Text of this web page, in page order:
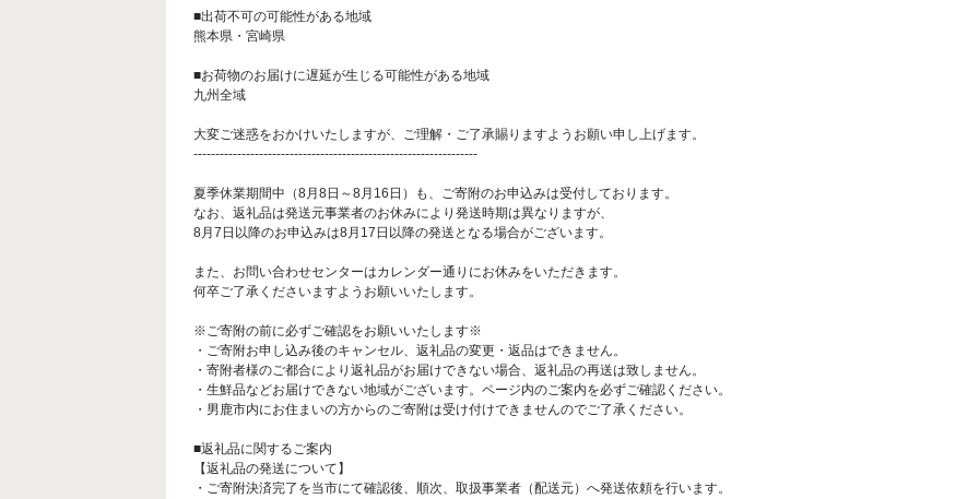
■出荷不可の可能性がある地域
熊本県・宮崎県
■お荷物のお届けに遅延が生じる可能性がある地域
九州全域
大変ご迷惑をおかけいたしますが、ご理解・ご了承賜りますようお願い申し上げます。
-----------------------------------------------------------------
夏季休業期間中（8月8日～8月16日）も、ご寄附のお申込みは受付しております。
なお、返礼品は発送元事業者のお休みにより発送時期は異なりますが、
8月7日以降のお申込みは8月17日以降の発送となる場合がございます。
また、お問い合わせセンターはカレンダー通りにお休みをいただきます。
何卒ご了承くださいますようお願いいたします。
※ご寄附の前に必ずご確認をお願いいたします※
・ご寄附お申し込み後のキャンセル、返礼品の変更・返品はできません。
・寄附者様のご都合により返礼品がお届けできない場合、返礼品の再送は致しません。
・生鮮品などお届けできない地域がございます。ページ内のご案内を必ずご確認ください。
・男鹿市内にお住まいの方からのご寄附は受け付けできませんのでご了承ください。
■返礼品に関するご案内
【返礼品の発送について】
・ご寄附決済完了を当市にて確認後、順次、取扱事業者（配送元）へ発送依頼を行います。